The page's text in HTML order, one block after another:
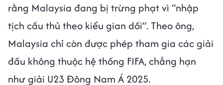
rằng Malaysia đang bị trừng phạt vì “nhập
tịch cầu thủ theo kiểu gian dối”. Theo ông,
Malaysia chỉ còn được phép tham gia các giải
đấu không thuộc hệ thống FIFA, chẳng hạn
như giải U23 Đông Nam Á 2025.